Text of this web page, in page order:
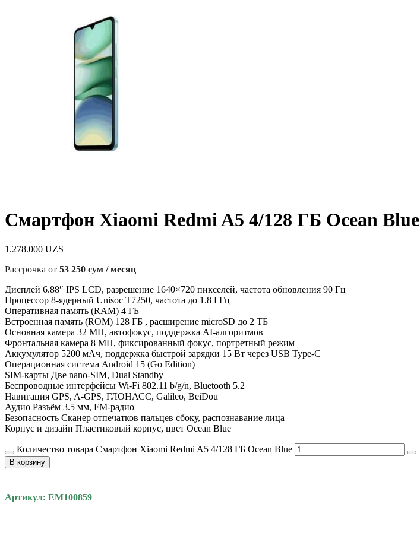
Смартфон Xiaomi Redmi A5 4/128 ГБ Ocean Blue
1.278.000 UZS
Рассрочка от 53 250 сум / месяц
Дисплей 6.88″ IPS LCD, разрешение 1640×720 пикселей, частота обновления 90 Гц
Процессор 8-ядерный Unisoc T7250, частота до 1.8 ГГц
Оперативная память (RAM) 4 ГБ
Встроенная память (ROM) 128 ГБ , расширение microSD до 2 ТБ
Основная камера 32 МП, автофокус, поддержка AI-алгоритмов
Фронтальная камера 8 МП, фиксированный фокус, портретный режим
Аккумулятор 5200 мАч, поддержка быстрой зарядки 15 Вт через USB Type-C
Операционная система Android 15 (Go Edition)
SIM-карты Две nano-SIM, Dual Standby
Беспроводные интерфейсы Wi-Fi 802.11 b/g/n, Bluetooth 5.2
Навигация GPS, A-GPS, ГЛОНАСС, Galileo, BeiDou
Аудио Разъём 3.5 мм, FM-радио
Безопасность Сканер отпечатков пальцев сбоку, распознавание лица
Корпус и дизайн Пластиковый корпус, цвет Ocean Blue
Количество товара Смартфон Xiaomi Redmi A5 4/128 ГБ Ocean Blue
В корзину
Артикул: EM100859